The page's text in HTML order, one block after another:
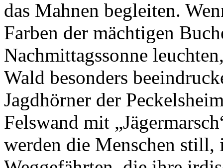
das Mahnen begleiten.
Farben der mächtigen
Nachmittagssonne
Wald besonders
Jagdhörner der
Felswand mit
werden die Menschen still,